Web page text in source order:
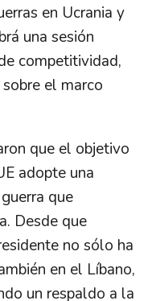
en Ucrania y
una sesión
competitividad,
el marco
que el objetivo
adopte una
que
Desde que
no sólo ha
en el Líbano,
un respaldo a la